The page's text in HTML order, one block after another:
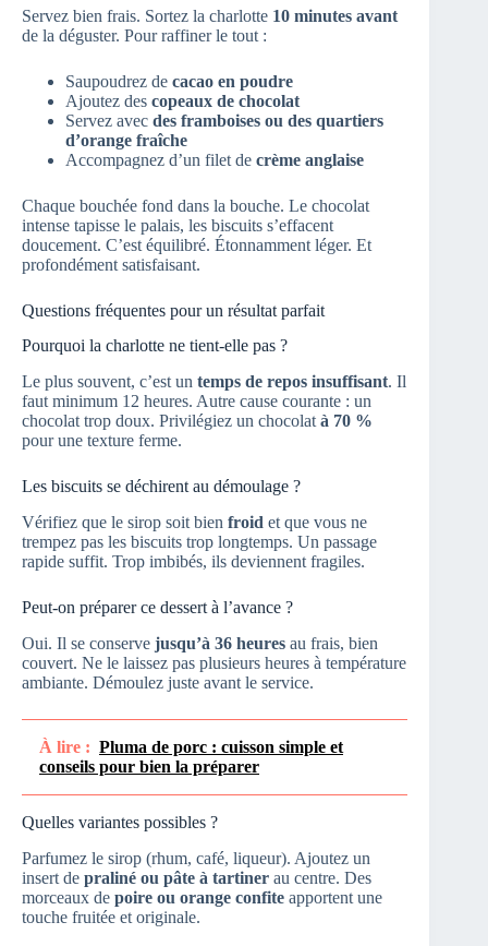
Servez bien frais. Sortez la charlotte 10 minutes avant
de la déguster. Pour raffiner le tout :
Saupoudrez de cacao en poudre
Ajoutez des copeaux de chocolat
Servez avec des framboises ou des quartiers
d’orange fraîche
Accompagnez d’un filet de crème anglaise
Chaque bouchée fond dans la bouche. Le chocolat
intense tapisse le palais, les biscuits s’effacent
doucement. C’est équilibré. Étonnamment léger. Et
profondément satisfaisant.
Questions fréquentes pour un résultat parfait
Pourquoi la charlotte ne tient-elle pas ?
Le plus souvent, c’est un temps de repos insuffisant. Il
faut minimum 12 heures. Autre cause courante : un
chocolat trop doux. Privilégiez un chocolat à 70 %
pour une texture ferme.
Les biscuits se déchirent au démoulage ?
Vérifiez que le sirop soit bien froid et que vous ne
trempez pas les biscuits trop longtemps. Un passage
rapide suffit. Trop imbibés, ils deviennent fragiles.
Peut-on préparer ce dessert à l’avance ?
Oui. Il se conserve jusqu’à 36 heures au frais, bien
couvert. Ne le laissez pas plusieurs heures à température
ambiante. Démoulez juste avant le service.
À lire : Pluma de porc : cuisson simple et
conseils pour bien la préparer
Quelles variantes possibles ?
Parfumez le sirop (rhum, café, liqueur). Ajoutez un
insert de praliné ou pâte à tartiner au centre. Des
morceaux de poire ou orange confite apportent une
touche fruitée et originale.